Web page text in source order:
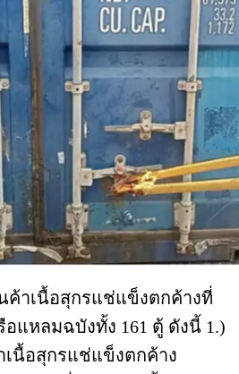
ค้าเนื้อสุกรแช่แข็งตกค้างที่
แหลมฉบังทั้ง 161 ตู้ ดังนี้ 1.)
เนื้อสุกรแช่แข็งตกค้าง